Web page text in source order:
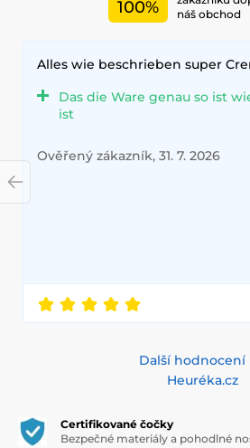
100%
náš obchod
Alles wie beschrieben super
Das die Ware genau so ist
ist
Ověřený zákazník, 31. 7. 2026
Další hodnocení
Heuréka.cz
Certifikované čočky
Bezpečné materiály a pohodlné